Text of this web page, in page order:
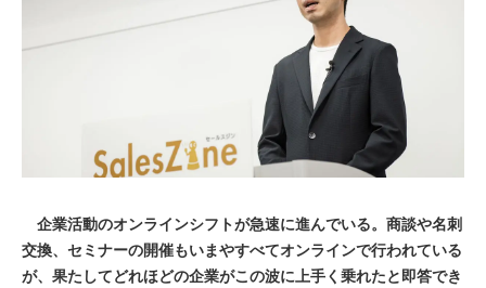
企業活動のオンラインシフトが急速に進んでいる。商談や名刺
交換、セミナーの開催もいまやすべてオンラインで行われている
が、果たしてどれほどの企業がこの波に上手く乗れたと即答でき